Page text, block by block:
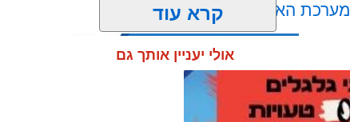
מערכת האתר / 17:21 09.08.26
קרא עוד
אולי יעניין אותך גם